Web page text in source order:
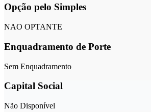
Opção pelo Simples
NAO OPTANTE
Enquadramento de Porte
Sem Enquadramento
Capital Social
Não Disponível